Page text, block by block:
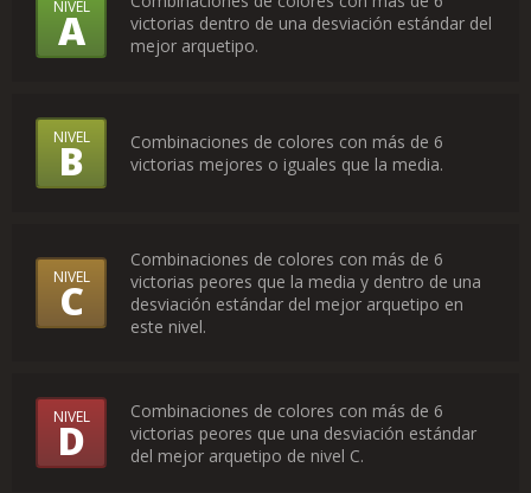
significan
niveles?
NIVEL
A
victorias dentro de una desviación estándar del
mejor arquetipo.
NIVEL
B
Combinaciones de colores con más de 6
victorias mejores o iguales que la media.
NIVEL
C
Combinaciones de colores con más de 6
victorias peores que la media y dentro de una
desviación estándar del mejor arquetipo en
este nivel.
NIVEL
D
Combinaciones de colores con más de 6
victorias peores que una desviación estándar
del mejor arquetipo de nivel C.